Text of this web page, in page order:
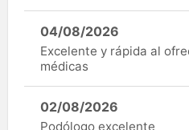
04/08/2026
Excelente y rápida al
médicas
02/08/2026
Podólogo excelente